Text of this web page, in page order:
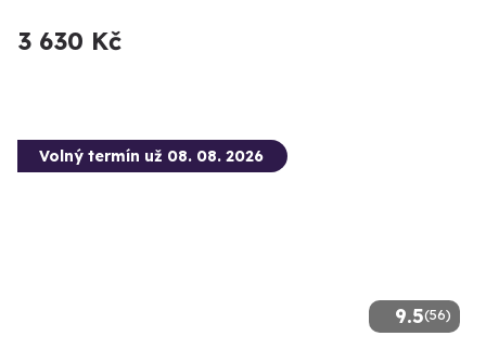
3 630 Kč
9.5(56)
Volný termín už 08. 08. 2026